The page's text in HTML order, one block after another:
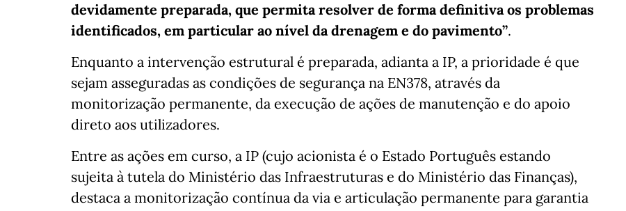
devidamente preparada, que permita resolver de forma definitiva os problemas
identificados, em particular ao nível da drenagem e do pavimento”.
Enquanto a intervenção estrutural é preparada, adianta a IP, a prioridade é que
sejam asseguradas as condições de segurança na EN378, através da
monitorização permanente, da execução de ações de manutenção e do apoio
direto aos utilizadores.
Entre as ações em curso, a IP (cujo acionista é o Estado Português estando
sujeita à tutela do Ministério das Infraestruturas e do Ministério das Finanças),
destaca a monitorização contínua da via e articulação permanente para garantia